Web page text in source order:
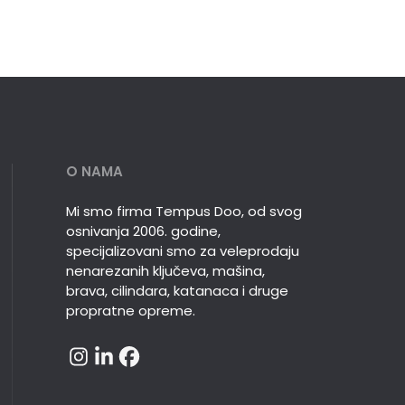
O NAMA
Mi smo firma Tempus Doo, od svog
osnivanja 2006. godine,
specijalizovani smo za veleprodaju
nenarezanih ključeva, mašina,
brava, cilindara, katanaca i druge
propratne opreme.